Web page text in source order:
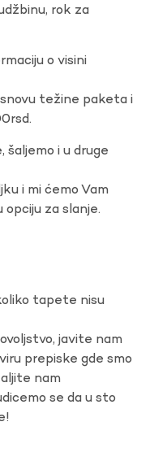
rok za
o visini
težine paketa i
šaljemo i u druge
i mi ćemo Vam
opciju za slanje.
tapete nisu
javite nam
prepiske gde smo
nam
se da u sto